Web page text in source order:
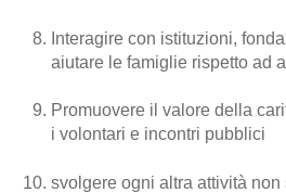
Interagire con istituzioni,
aiutare le famiglie rispetto ad
Promuovere il valore della
i volontari e incontri pubblici
svolgere ogni altra attività